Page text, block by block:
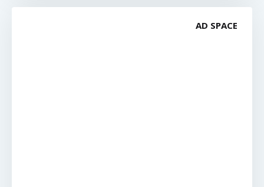
AD SPACE